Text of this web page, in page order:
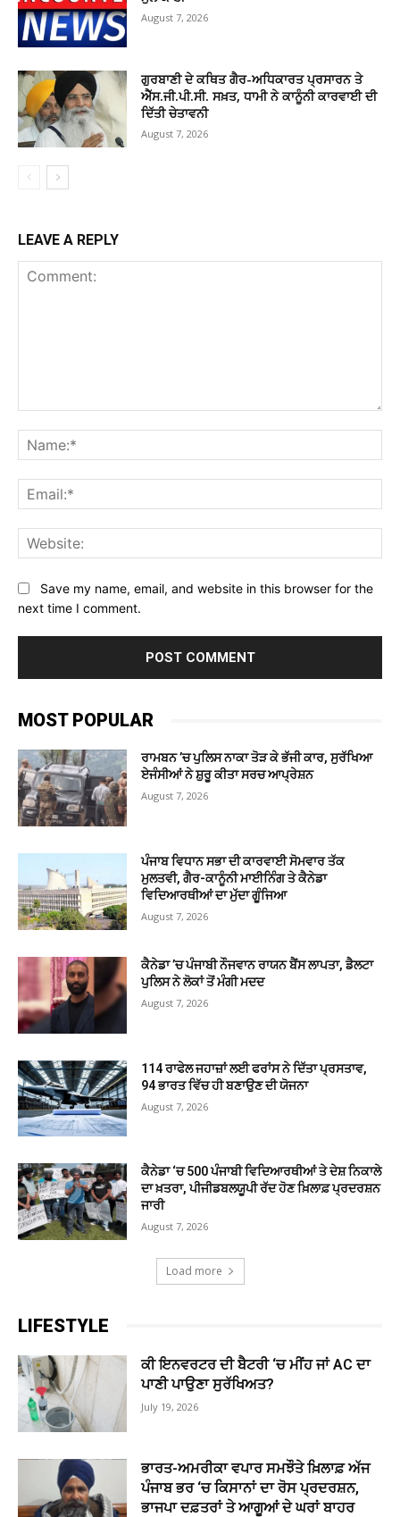
August 7, 2026
ਗੁਰਬਾਣੀ ਦੇ ਕਥਿਤ ਗੈਰ-ਅਧਿਕਾਰਤ ਪ੍ਰਸਾਰਨ ਤੇ
ਐੱਸ.ਜੀ.ਪੀ.ਸੀ. ਸਖ਼ਤ, ਧਾਮੀ ਨੇ ਕਾਨੂੰਨੀ ਕਾਰਵਾਈ ਦੀ
ਦਿੱਤੀ ਚੇਤਾਵਨੀ
August 7, 2026
LEAVE A REPLY
Save my name, email, and website in this browser for the
next time I comment.
MOST POPULAR
ਰਾਮਬਨ ’ਚ ਪੁਲਿਸ ਨਾਕਾ ਤੋੜ ਕੇ ਭੱਜੀ ਕਾਰ, ਸੁਰੱਖਿਆ
ਏਜੰਸੀਆਂ ਨੇ ਸ਼ੁਰੂ ਕੀਤਾ ਸਰਚ ਆਪ੍ਰੇਸ਼ਨ
August 7, 2026
ਪੰਜਾਬ ਵਿਧਾਨ ਸਭਾ ਦੀ ਕਾਰਵਾਈ ਸੋਮਵਾਰ ਤੱਕ
ਮੁਲਤਵੀ, ਗੈਰ-ਕਾਨੂੰਨੀ ਮਾਈਨਿੰਗ ਤੇ ਕੈਨੇਡਾ
ਵਿਦਿਆਰਥੀਆਂ ਦਾ ਮੁੱਦਾ ਗੂੰਜਿਆ
August 7, 2026
ਕੈਨੇਡਾ ’ਚ ਪੰਜਾਬੀ ਨੌਜਵਾਨ ਰਾਯਨ ਬੈਂਸ ਲਾਪਤਾ, ਡੈਲਟਾ
ਪੁਲਿਸ ਨੇ ਲੋਕਾਂ ਤੋਂ ਮੰਗੀ ਮਦਦ
August 7, 2026
114 ਰਾਫੇਲ ਜਹਾਜ਼ਾਂ ਲਈ ਫਰਾਂਸ ਨੇ ਦਿੱਤਾ ਪ੍ਰਸਤਾਵ,
94 ਭਾਰਤ ਵਿੱਚ ਹੀ ਬਣਾਉਣ ਦੀ ਯੋਜਨਾ
August 7, 2026
ਕੈਨੇਡਾ ‘ਚ 500 ਪੰਜਾਬੀ ਵਿਦਿਆਰਥੀਆਂ ਤੇ ਦੇਸ਼ ਨਿਕਾਲੇ
ਦਾ ਖ਼ਤਰਾ, ਪੀਜੀਡਬਲਯੂਪੀ ਰੱਦ ਹੋਣ ਖ਼ਿਲਾਫ਼ ਪ੍ਰਦਰਸ਼ਨ
ਜਾਰੀ
August 7, 2026
Load more
LIFESTYLE
ਕੀ ਇਨਵਰਟਰ ਦੀ ਬੈਟਰੀ ‘ਚ ਮੀਂਹ ਜਾਂ AC ਦਾ
ਪਾਣੀ ਪਾਉਣਾ ਸੁਰੱਖਿਅਤ?
July 19, 2026
ਭਾਰਤ-ਅਮਰੀਕਾ ਵਪਾਰ ਸਮਝੌਤੇ ਖ਼ਿਲਾਫ਼ ਅੱਜ
ਪੰਜਾਬ ਭਰ ‘ਚ ਕਿਸਾਨਾਂ ਦਾ ਰੋਸ ਪ੍ਰਦਰਸ਼ਨ,
ਭਾਜਪਾ ਦਫ਼ਤਰਾਂ ਤੇ ਆਗੂਆਂ ਦੇ ਘਰਾਂ ਬਾਹਰ